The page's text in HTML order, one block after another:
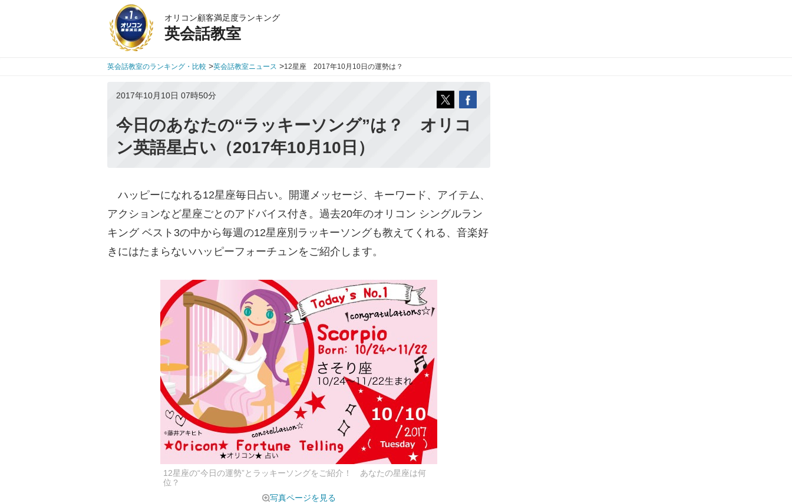
オリコン顧客満足度ランキング
英会話教室
英会話教室のランキング・比較 >英会話教室ニュース >12星座 2017年10月10日の運勢は？
2017年10月10日 07時50分
今日のあなたの“ラッキーソング”は？ オリコ
ン英語星占い（2017年10月10日）
ハッピーになれる12星座毎日占い。開運メッセージ、キーワード、アイテム、
アクションなど星座ごとのアドバイス付き。過去20年のオリコン シングルラン
キング ベスト3の中から毎週の12星座別ラッキーソングも教えてくれる、音楽好
きにはたまらないハッピーフォーチュンをご紹介します。
12星座の“今日の運勢”とラッキーソングをご紹介！ あなたの星座は何
位？
写真ページを見る